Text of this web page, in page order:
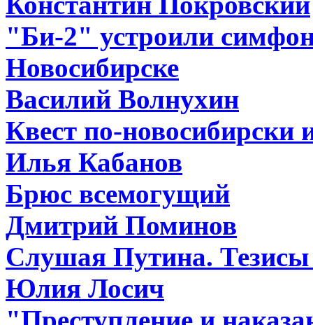
"Би-2" устроили
Новосибирске
Василий Волнухин
Квест по-новосибирски
Илья Кабанов
Брюс всемогущий
Дмитрий Поминов
Слушая Путина. Тезисы
Юлия Лосич